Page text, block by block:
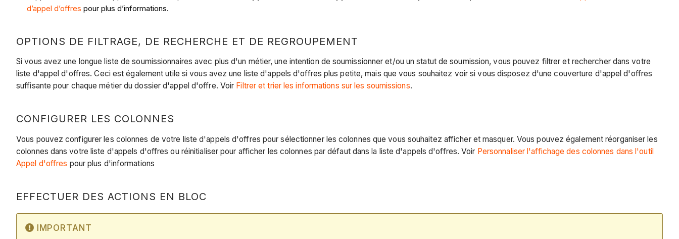
d’appel d’offres pour plus d’informations.
OPTIONS DE FILTRAGE, DE RECHERCHE ET DE REGROUPEMENT
Si vous avez une longue liste de soumissionnaires avec plus d'un métier, une intention de soumissionner et/ou un statut de soumission, vous pouvez filtrer et rechercher dans votre
liste d'appel d'offres. Ceci est également utile si vous avez une liste d'appels d'offres plus petite, mais que vous souhaitez voir si vous disposez d'une couverture d'appel d'offres
suffisante pour chaque métier du dossier d'appel d'offre. Voir Filtrer et trier les informations sur les soumissions.
CONFIGURER LES COLONNES
Vous pouvez configurer les colonnes de votre liste d'appels d'offres pour sélectionner les colonnes que vous souhaitez afficher et masquer. Vous pouvez également réorganiser les
colonnes dans votre liste d'appels d'offres ou réinitialiser pour afficher les colonnes par défaut dans la liste d'appels d'offres. Voir Personnaliser l'affichage des colonnes dans l'outil
Appel d'offres pour plus d'informations
EFFECTUER DES ACTIONS EN BLOC
IMPORTANT